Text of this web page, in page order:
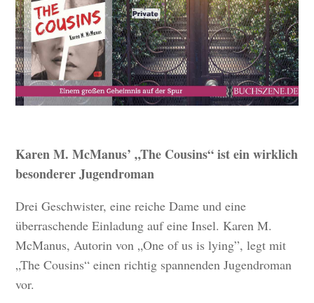
Karen M. McManus’ „The Cousins“ ist ein wirklich
besonderer Jugendroman
Drei Geschwister, eine reiche Dame und eine
überraschende Einladung auf eine Insel. Karen M.
McManus, Autorin von „One of us is lying”, legt mit
„The Cousins“ einen richtig spannenden Jugendroman
vor.